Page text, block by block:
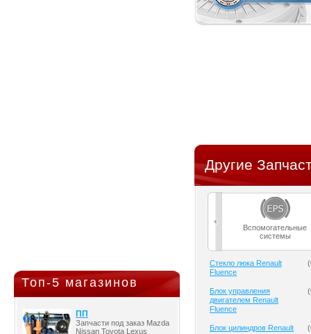
Топ-5 магазинов
ПП
Запчасти под заказ Mazda
Nissan Toyota Lexus
Другие
Вспомогательные
системы
Cтекло люка Renault
Fluence
(
Блок управления
двигателем Renault
Fluence
(
Блок цилиндров Renault
(